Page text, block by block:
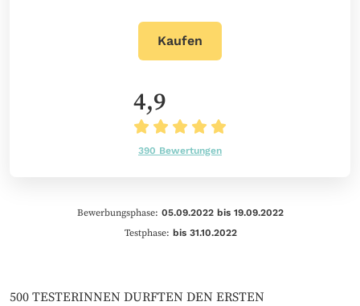
Kaufen
4,9
390 Bewertungen
Bewerbungsphase: 05.09.2022 bis 19.09.2022
Testphase: bis 31.10.2022
500 TESTERINNEN DURFTEN DEN ERSTEN